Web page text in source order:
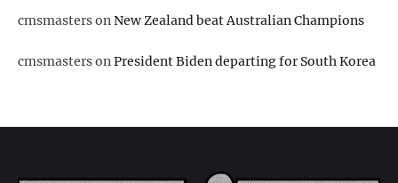
cmsmastersonNew Zealand beat Australian Champions
cmsmastersonPresident Biden departing for South Korea